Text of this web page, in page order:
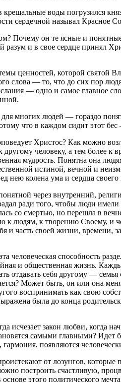
крещальные воды погрузился
сердечной называл Красное
Почему он те ясные и
и в свое сердце принял
ценностей, которой святой
слова — то, что до сих пор
— одно и самое главное
многих людей — гораздо
что в каждом сидит этот
Христос? Как можно
человеку, а тем более к
мудрость. Понятна она
истиной, вечной и
нею колена ума и сердца
через внутренний,
ради того, чтобы люди
со смертью, но перешла в
людям, к творению Своему, и
и часть своей жизни,
человеческая способность
и общественная жизнь.
отдавать себя другому —
Может быть, он или она
воспринимать как свою
была до конца
исчезает закон любви, когда
самыми главными? Идет
появляются
от лозунгов,
построить счастливую,
этого политического